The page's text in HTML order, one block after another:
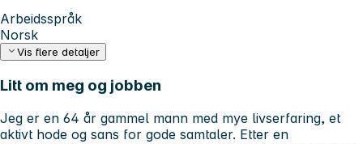
Arbeidsspråk
Norsk
Vis flere detaljer
Litt om meg og jobben
Jeg er en 64 år gammel mann med mye livserfaring, et
aktivt hode og sans for gode samtaler. Etter en